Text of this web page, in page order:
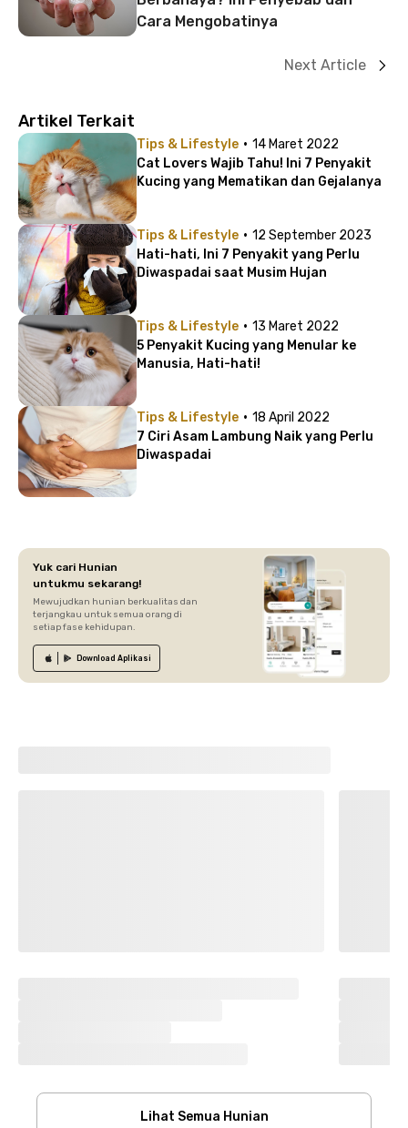
Cara Mengobatinya
Next Article
Artikel Terkait
Tips & Lifestyle · 14 Maret 2022
Cat Lovers Wajib Tahu! Ini 7 Penyakit
Kucing yang Mematikan dan Gejalanya
Tips & Lifestyle · 12 September 2023
Hati-hati, Ini 7 Penyakit yang Perlu
Diwaspadai saat Musim Hujan
Tips & Lifestyle · 13 Maret 2022
5 Penyakit Kucing yang Menular ke
Manusia, Hati-hati!
Tips & Lifestyle · 18 April 2022
7 Ciri Asam Lambung Naik yang Perlu
Diwaspadai
Yuk cari Hunian
untukmu sekarang!
Mewujudkan hunian berkualitas dan
terjangkau untuk semua orang di
setiap fase kehidupan.
Download Aplikasi
Lihat Semua Hunian